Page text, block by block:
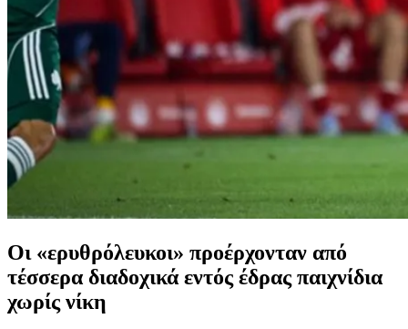
Οι «ερυθρόλευκοι» προέρχονταν από
τέσσερα διαδοχικά εντός έδρας παιχνίδια
χωρίς νίκη